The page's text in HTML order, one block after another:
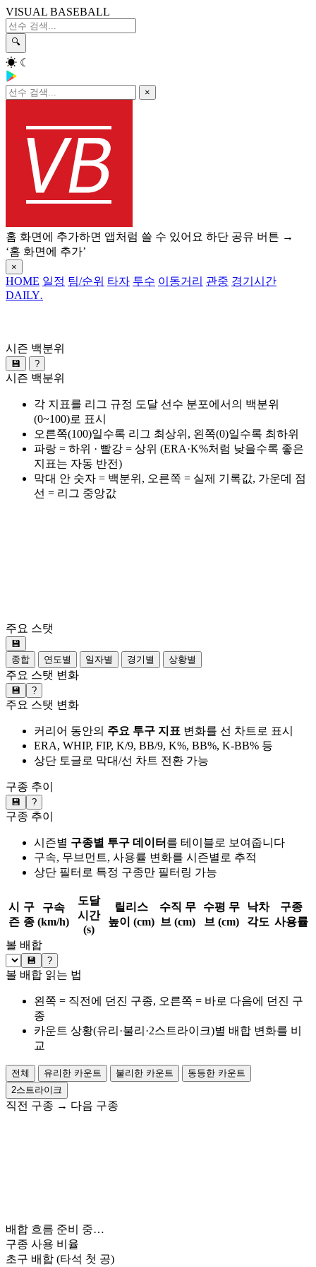
VISUAL BASEBALL
🔍
☀ ☾
×
홈 화면에 추가하면 앱처럼 쓸 수 있어요 하단 공유 버튼 →
‘홈 화면에 추가’
×
HOME 일정 팀/순위 타자 투수 이동거리 관중 경기시간
DAILY.
시즌 백분위
💾 ?
시즌 백분위
각 지표를 리그 규정 도달 선수 분포에서의 백분위
(0~100)로 표시
오른쪽(100)일수록 리그 최상위, 왼쪽(0)일수록 최하위
파랑 = 하위 · 빨강 = 상위 (ERA·K%처럼 낮을수록 좋은
지표는 자동 반전)
막대 안 숫자 = 백분위, 오른쪽 = 실제 기록값, 가운데 점
선 = 리그 중앙값
주요 스탯
💾
종합
연도별 일자별 경기별 상황별
주요 스탯 변화
💾 ?
주요 스탯 변화
커리어 동안의 주요 투구 지표 변화를 선 차트로 표시
ERA, WHIP, FIP, K/9, BB/9, K%, BB%, K-BB% 등
상단 토글로 막대/선 차트 전환 가능
구종 추이
💾 ?
구종 추이
시즌별 구종별 투구 데이터 를 테이블로 보여줍니다
구속, 무브먼트, 사용률 변화를 시즌별로 추적
상단 필터로 특정 구종만 필터링 가능
시
즌
구
종
구속
(km/h)
도달
시간
(s)
릴리스
높이 (cm)
수직 무
브 (cm)
수평 무
브 (cm)
낙차
각도
구종
사용률
볼 배합
💾 ?
볼 배합 읽는 법
왼쪽 = 직전에 던진 구종, 오른쪽 = 바로 다음에 던진 구
종
카운트 상황(유리·불리·2스트라이크)별 배합 변화를 비
교
전체 유리한 카운트 불리한 카운트
동등한 카운트
2스트라이크
직전 구종 → 다음 구종
배합 흐름 준비 중…
구종 사용 비율
초구 배합 (타석 첫 공)